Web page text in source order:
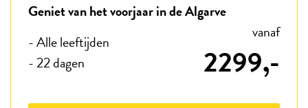
Geniet van het voorjaar in de Algarve
- Alle leeftijden
- 22 dagen
vanaf
2299,-